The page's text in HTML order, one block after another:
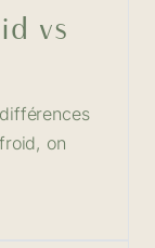
vs
on